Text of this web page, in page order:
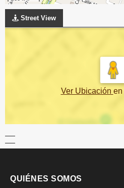
Street View
Ver Ubicación en
QUIÉNES SOMOS